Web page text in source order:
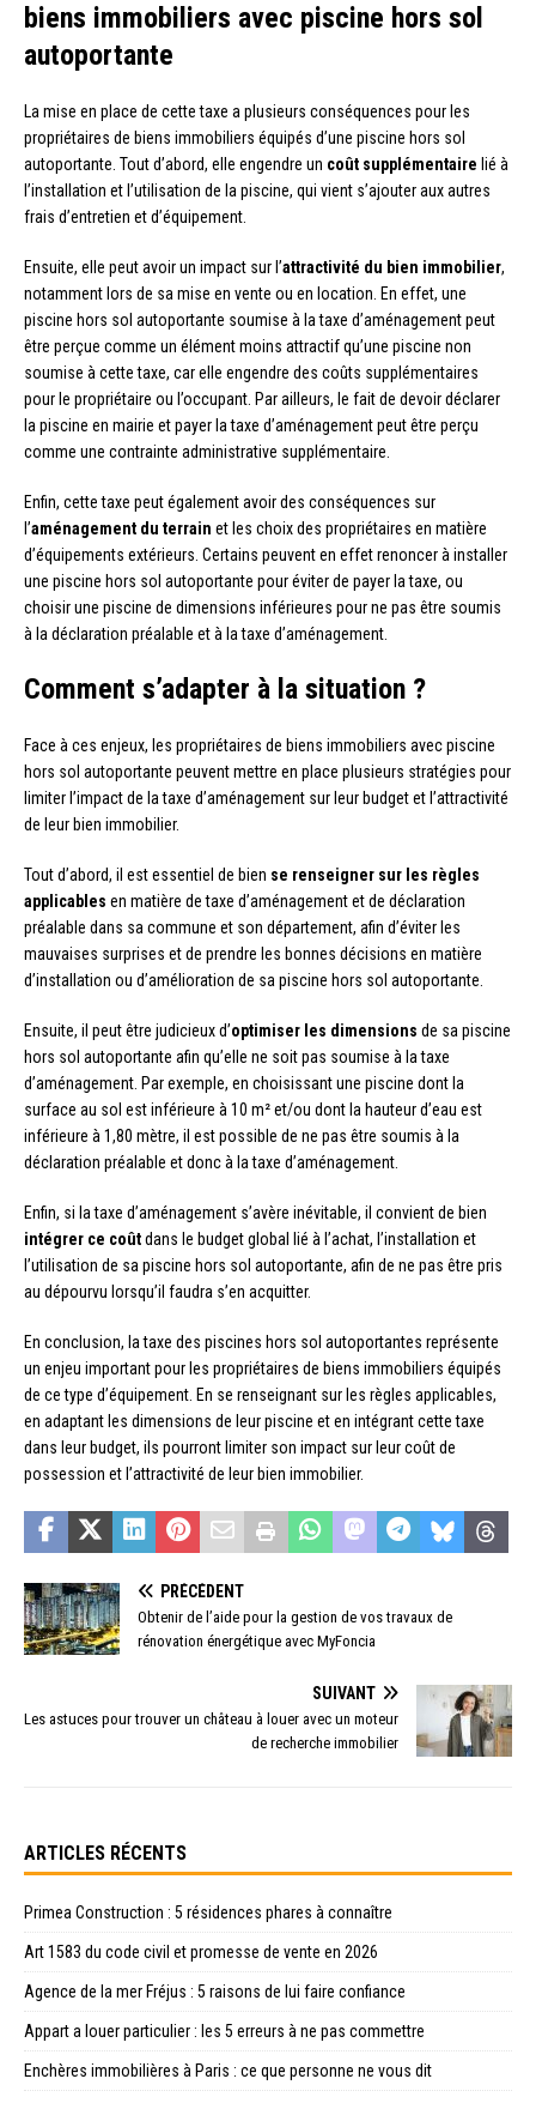
biens immobiliers avec piscine hors sol
autoportante
La mise en place de cette taxe a plusieurs conséquences pour les
propriétaires de biens immobiliers équipés d’une piscine hors sol
autoportante. Tout d’abord, elle engendre un coût supplémentaire lié à
l’installation et l’utilisation de la piscine, qui vient s’ajouter aux autres
frais d’entretien et d’équipement.
Ensuite, elle peut avoir un impact sur l’attractivité du bien immobilier,
notamment lors de sa mise en vente ou en location. En effet, une
piscine hors sol autoportante soumise à la taxe d’aménagement peut
être perçue comme un élément moins attractif qu’une piscine non
soumise à cette taxe, car elle engendre des coûts supplémentaires
pour le propriétaire ou l’occupant. Par ailleurs, le fait de devoir déclarer
la piscine en mairie et payer la taxe d’aménagement peut être perçu
comme une contrainte administrative supplémentaire.
Enfin, cette taxe peut également avoir des conséquences sur
l’aménagement du terrain et les choix des propriétaires en matière
d’équipements extérieurs. Certains peuvent en effet renoncer à installer
une piscine hors sol autoportante pour éviter de payer la taxe, ou
choisir une piscine de dimensions inférieures pour ne pas être soumis
à la déclaration préalable et à la taxe d’aménagement.
Comment s’adapter à la situation ?
Face à ces enjeux, les propriétaires de biens immobiliers avec piscine
hors sol autoportante peuvent mettre en place plusieurs stratégies pour
limiter l’impact de la taxe d’aménagement sur leur budget et l’attractivité
de leur bien immobilier.
Tout d’abord, il est essentiel de bien se renseigner sur les règles
applicables en matière de taxe d’aménagement et de déclaration
préalable dans sa commune et son département, afin d’éviter les
mauvaises surprises et de prendre les bonnes décisions en matière
d’installation ou d’amélioration de sa piscine hors sol autoportante.
Ensuite, il peut être judicieux d’optimiser les dimensions de sa piscine
hors sol autoportante afin qu’elle ne soit pas soumise à la taxe
d’aménagement. Par exemple, en choisissant une piscine dont la
surface au sol est inférieure à 10 m² et/ou dont la hauteur d’eau est
inférieure à 1,80 mètre, il est possible de ne pas être soumis à la
déclaration préalable et donc à la taxe d’aménagement.
Enfin, si la taxe d’aménagement s’avère inévitable, il convient de bien
intégrer ce coûtdans le budget global lié à l’achat, l’installation et
l’utilisation de sa piscine hors sol autoportante, afin de ne pas être pris
au dépourvu lorsqu’il faudra s’en acquitter.
En conclusion, la taxe des piscines hors sol autoportantes représente
un enjeu important pour les propriétaires de biens immobiliers équipés
de ce type d’équipement. En se renseignant sur les règles applicables,
en adaptant les dimensions de leur piscine et en intégrant cette taxe
dans leur budget, ils pourront limiter son impact sur leur coût de
possession et l’attractivité de leur bien immobilier.
PRÉCÉDENT
Obtenir de l’aide pour la gestion de vos travaux de
rénovation énergétique avec MyFoncia
SUIVANT
Les astuces pour trouver un château à louer avec un moteur
de recherche immobilier
ARTICLES RÉCENTS
Primea Construction : 5 résidences phares à connaître
Art 1583 du code civil et promesse de vente en 2026
Agence de la mer Fréjus : 5 raisons de lui faire confiance
Appart a louer particulier : les 5 erreurs à ne pas commettre
Enchères immobilières à Paris : ce que personne ne vous dit